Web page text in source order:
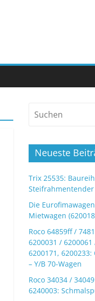
Neueste
Trix 25535:
Die
Mietwagen
Roco 64859ff /
6200031 /
6200171, 6200233:
– Y/B 70-Wagen
Roco 34034 /
6240003: